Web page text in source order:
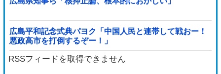
広島平和記念式典パヨク「中国人民と連帯して戦おー！
悪政高市を打倒するぞー！」
RSSフィードを取得できません